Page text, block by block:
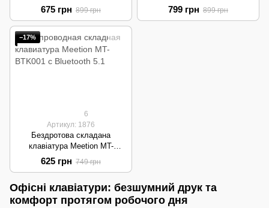
планшетів | BT 5.2, ENG / UA,
67 клавіш | Black
675 грн 899 грн
клавіш, 180mAh | Grey
799 грн 899 грн
−17%
6
Артикул: 1876
Бездротова складана
клавіатура Meetion MT-
BTK001 | Bluetooth 5.1, Type-C
| Black
625 грн 749 грн
Офісні клавіатури: безшумний друк та
комфорт протягом робочого дня